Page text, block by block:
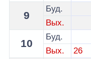
9
Буд.
Вых.
10
Буд.
Вых.
26